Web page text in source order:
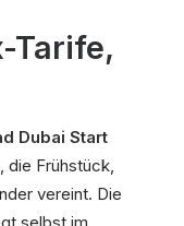
Tarife,
Dubai Start
die Frühstück,
vereint. Die